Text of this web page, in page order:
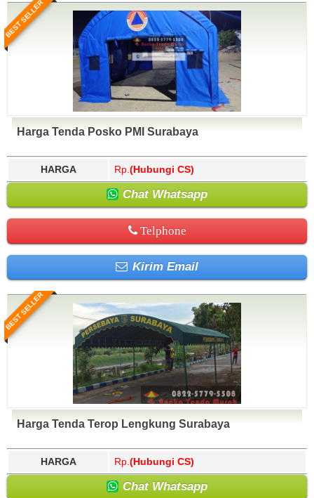
BEST SELLER
Harga Tenda Posko PMI Surabaya
HARGA Rp. (Hubungi CS)
Chat Whatsapp
Telphone
Kirim Email
BEST SELLER
Harga Tenda Terop Lengkung Surabaya
HARGA Rp. (Hubungi CS)
Chat Whatsapp